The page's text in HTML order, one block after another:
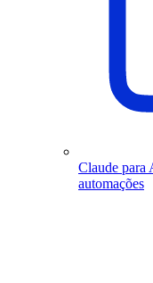
Claude para
automações